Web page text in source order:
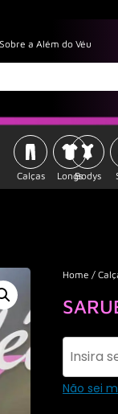
Sobre a Além do Véu
Calças Bodys
Longs
Home /
Não sei